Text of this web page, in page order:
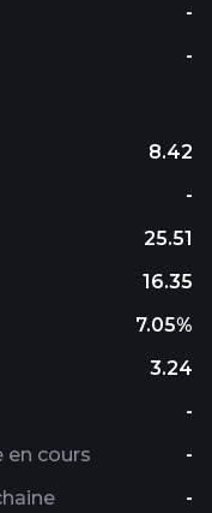
-
-
8.42
-
25.51
16.35
7.05%
3.24
-
en cours
-
-